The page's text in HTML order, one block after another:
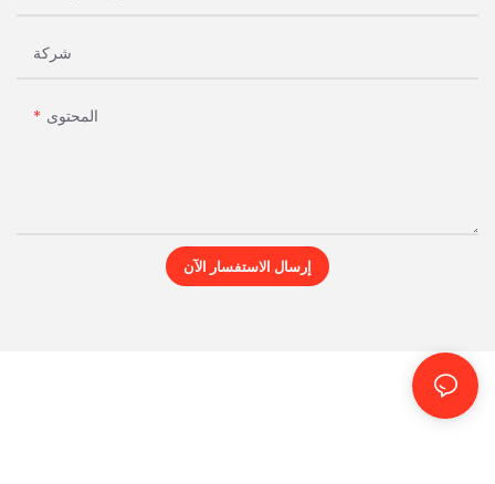
شركة
المحتوى
إرسال الاستفسار الآن